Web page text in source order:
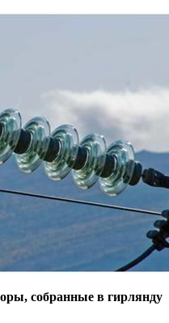
собранные в гирлянду